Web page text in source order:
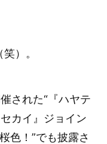
）。
された“『ハヤテ
カイ』ジョイン
色！”でも披露さ